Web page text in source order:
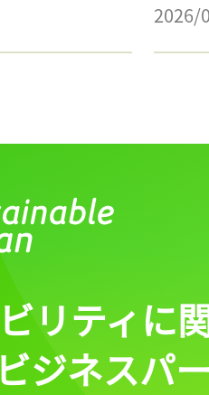
2026/
ログインが必
ログイン
リティに
ジネスパ